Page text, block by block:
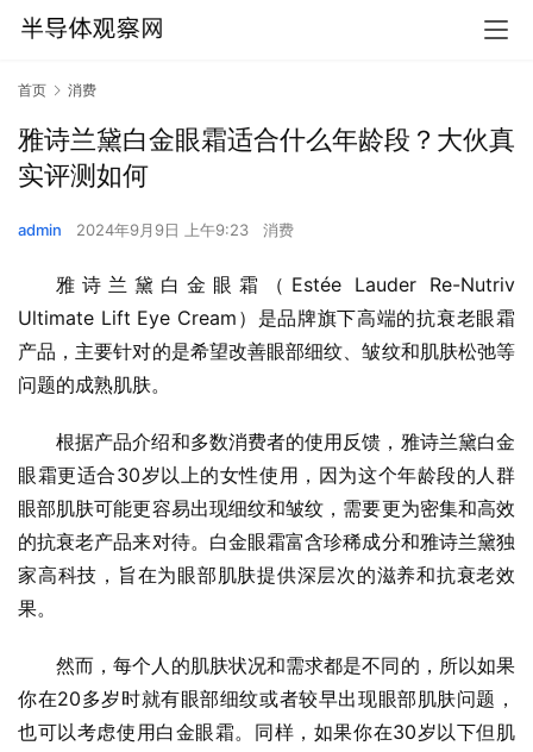
首页 消费
雅诗兰黛白金眼霜适合什么年龄段？大伙真
实评测如何
admin 2024年9月9日 上午9:23 消费
雅诗兰黛白金眼霜（Estée Lauder Re-Nutriv
Ultimate Lift Eye Cream）是品牌旗下高端的抗衰老眼霜
产品，主要针对的是希望改善眼部细纹、皱纹和肌肤松弛等
问题的成熟肌肤。
根据产品介绍和多数消费者的使用反馈，雅诗兰黛白金
眼霜更适合30岁以上的女性使用，因为这个年龄段的人群
眼部肌肤可能更容易出现细纹和皱纹，需要更为密集和高效
的抗衰老产品来对待。白金眼霜富含珍稀成分和雅诗兰黛独
家高科技，旨在为眼部肌肤提供深层次的滋养和抗衰老效
果。
然而，每个人的肌肤状况和需求都是不同的，所以如果
你在20多岁时就有眼部细纹或者较早出现眼部肌肤问题，
也可以考虑使用白金眼霜。同样，如果你在30岁以下但肌